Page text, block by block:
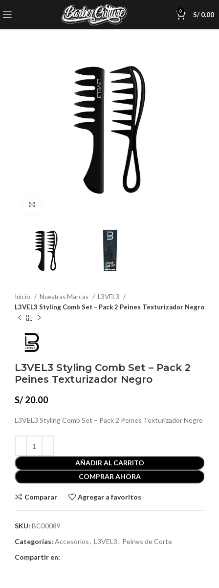
0 S/0.00
Inicio Nuestras Marcas
L3VEL3
L3VEL3 Styling Comb Set – Pack 2 Peines Texturizador Negro
L3VEL3 Styling Comb Set – Pack 2
Peines Texturizador Negro
S/ 20.00
L3VEL3 Styling Comb Set – Pack 2 Peines Texturizador Negro
AÑADIR AL CARRITO
COMPRAR AHORA
Comparar Agregar a favoritos
SKU: BC00089
Categorías: Accesorios, L3VEL3, Peines de Corte
Compartir en: